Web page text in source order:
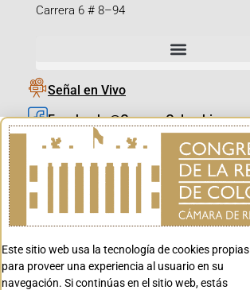
Carrera 6 # 8–94
Señal en Vivo
Facebook_@CamaraColombia
Instagram_@CamaraColombia
X_@CamaraColombia
Youtube_@CamaraColombia
Youtube_@CanalCongreso
Este sitio web usa la tecnología de cookies propias
para proveer una experiencia al usuario en su
navegación. Si continúas en el sitio web, estás